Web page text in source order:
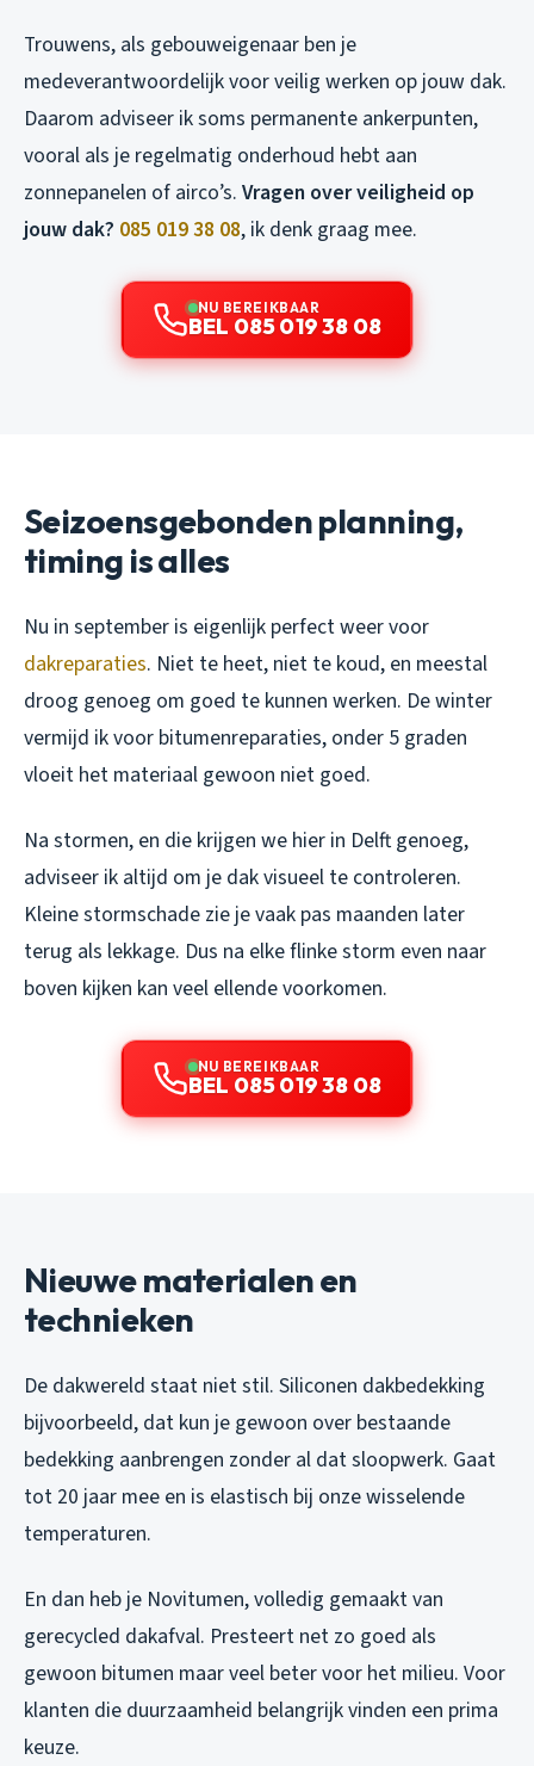
Trouwens, als gebouweigenaar ben je
medeverantwoordelijk voor veilig werken op jouw dak.
Daarom adviseer ik soms permanente ankerpunten,
vooral als je regelmatig onderhoud hebt aan
zonnepanelen of airco’s. Vragen over veiligheid op
jouw dak? 085 019 38 08, ik denk graag mee.
NU BEREIKBAAR
BEL 085 019 38 08
Seizoensgebonden planning,
timing is alles
Nu in september is eigenlijk perfect weer voor
dakreparaties. Niet te heet, niet te koud, en meestal
droog genoeg om goed te kunnen werken. De winter
vermijd ik voor bitumenreparaties, onder 5 graden
vloeit het materiaal gewoon niet goed.
Na stormen, en die krijgen we hier in Delft genoeg,
adviseer ik altijd om je dak visueel te controleren.
Kleine stormschade zie je vaak pas maanden later
terug als lekkage. Dus na elke flinke storm even naar
boven kijken kan veel ellende voorkomen.
NU BEREIKBAAR
BEL 085 019 38 08
Nieuwe materialen en
technieken
De dakwereld staat niet stil. Siliconen dakbedekking
bijvoorbeeld, dat kun je gewoon over bestaande
bedekking aanbrengen zonder al dat sloopwerk. Gaat
tot 20 jaar mee en is elastisch bij onze wisselende
temperaturen.
En dan heb je Novitumen, volledig gemaakt van
gerecycled dakafval. Presteert net zo goed als
gewoon bitumen maar veel beter voor het milieu. Voor
klanten die duurzaamheid belangrijk vinden een prima
keuze.